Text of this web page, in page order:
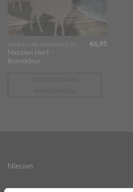
Metalen Hert –
Roestkleur
€6,95
Nieuws